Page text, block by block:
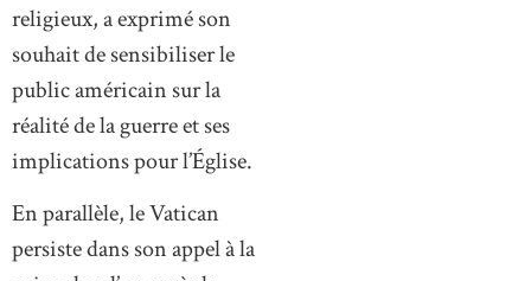
religieux, a exprimé son
souhait de sensibiliser le
public américain sur la
réalité de la guerre et ses
implications pour l’Église.
En parallèle, le Vatican
persiste dans son appel à la